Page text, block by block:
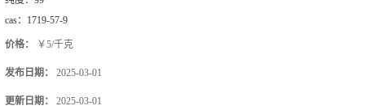
cas： 1719-57-9
价格： ￥5/千克
发布日期： 2025-03-01
更新日期： 2025-03-01